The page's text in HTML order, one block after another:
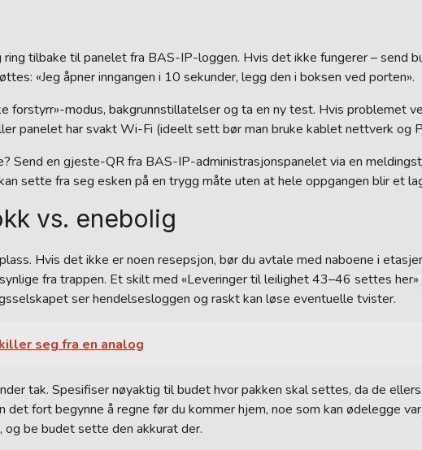
tilbake til panelet fra BAS-IP-loggen. Hvis det ikke fungerer – send
«Jeg åpner inngangen i 10 sekunder, legg den i boksen ved porten».
forstyrr»-modus, bakgrunnstillatelser og ta en ny test. Hvis problemet
panelet har svakt Wi-Fi (ideelt sett bør man bruke kablet nettverk og
Send en gjeste-QR fra BAS-IP-administrasjonspanelet via en
sette fra seg esken på en trygg måte uten at hele oppgangen blir et
vs. enebolig
Hvis det ikke er noen resepsjon, bør du avtale med naboene i
fra trappen. Et skilt med «Leveringer til leilighet 43–46 settes
ser hendelsesloggen og raskt kan løse eventuelle tvister.
seg fra en analog
tak. Spesifiser nøyaktig til budet hvor pakken skal settes, da de
det fort begynne å regne før du kommer hjem, noe som kan ødelegge
be budet sette den akkurat der.